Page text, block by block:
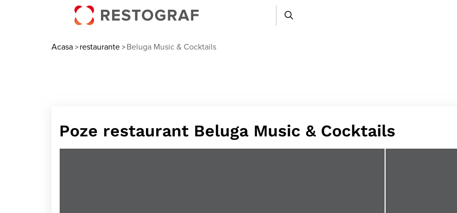
Acasa > restaurante > Beluga Music & Cocktails
Poze restaurant Beluga Music & Cocktails